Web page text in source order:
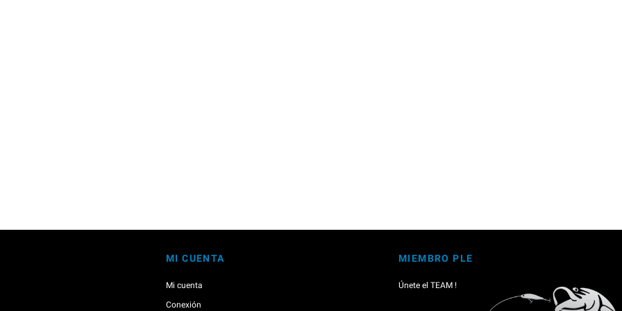
MI CUENTA
Mi cuenta
Conexión
MIEMBRO PLE
Únete el TEAM !